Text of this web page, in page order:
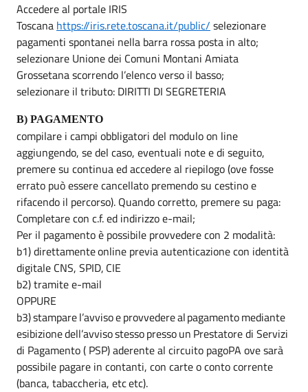
Accedere al portale IRIS
Toscana https://iris.rete.toscana.it/public/ selezionare
pagamenti spontanei nella barra rossa posta in alto;
selezionare Unione dei Comuni Montani Amiata
Grossetana scorrendo l’elenco verso il basso;
selezionare il tributo: DIRITTI DI SEGRETERIA
B) PAGAMENTO
compilare i campi obbligatori del modulo on line
aggiungendo, se del caso, eventuali note e di seguito,
premere su continua ed accedere al riepilogo (ove fosse
errato può essere cancellato premendo su cestino e
rifacendo il percorso). Quando corretto, premere su paga:
Completare con c.f. ed indirizzo e-mail;
Per il pagamento è possibile provvedere con 2 modalità:
b1)direttamenteonline previaautenticazionecon identità
digitale CNS, SPID, CIE
b2)tramitee-mail
OPPURE
b3)stamparel’avvisoeprovvederealpagamentomediante
esibizionedell’avvisostessopressoun Prestatore di Servizi
di Pagamento ( PSP) aderente al circuito pagoPA ove sarà
possibile pagare in contanti, con carte o conto corrente
(banca, tabaccheria, etcetc).